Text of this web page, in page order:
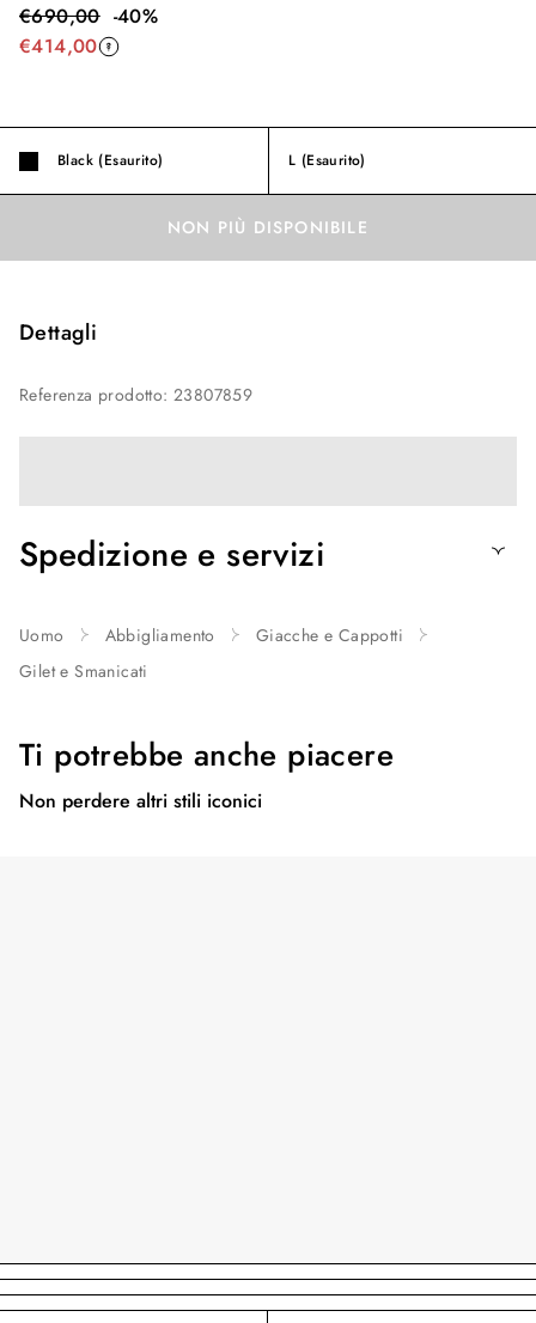
€690,00-40%
€414,00
Black (Esaurito) L (Esaurito)
NON PIÙ DISPONIBILE
Dettagli
Referenza prodotto:23807859
Spedizione e servizi
Uomo Abbigliamento
Giacche e Cappotti
Gilet e Smanicati
Ti potrebbe anche piacere
Non perdere altri stili iconici